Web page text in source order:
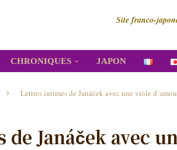
Site franco-
CHRONIQUES JAPON
Lettres intimes de Janáček avec une viole
Janáček avec